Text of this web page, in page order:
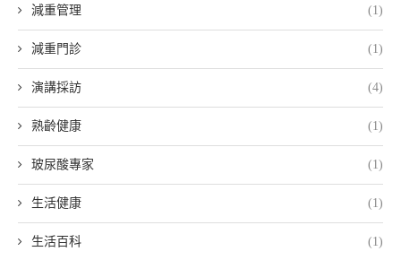
減重管理 (1)
減重門診 (1)
演講採訪 (4)
熟齡健康 (1)
玻尿酸專家 (1)
生活健康 (1)
生活百科 (1)